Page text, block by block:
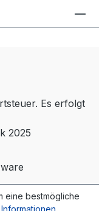
Es erfolgt
2025
eine bestmögliche
...